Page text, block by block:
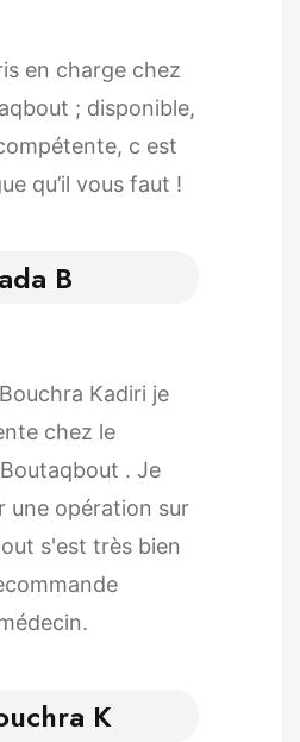
en charge chez
; disponible,
c est
qu’il vous faut !
B
Kadiri je
chez le
. Je
une opération sur
s'est très bien
K